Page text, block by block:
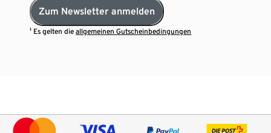
Zum Newsletter anmelden
¹ Es gelten dieallgemeinen Gutscheinbedingungen